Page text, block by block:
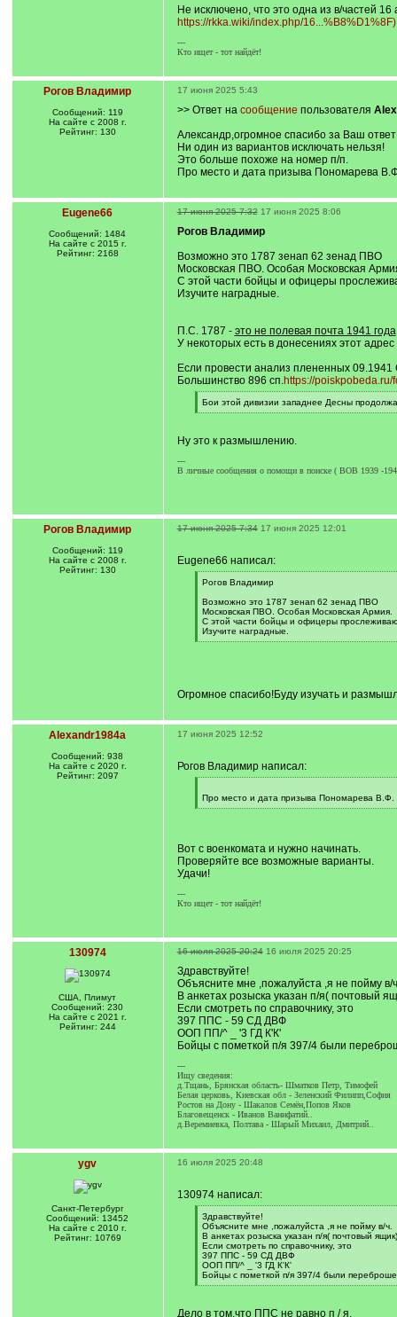
Не исключено, что это одна из в/частей
https://rkka.wiki/index.php/16...%B8%D1%8F)
---
Кто ищет - тот найдёт!
Рогов Владимир
Сообщений: 119
На сайте с 2008 г.
Рейтинг: 130
17 июня 2025 5:43
>> Ответ на сообщение пользователя
Александр,огромное спасибо за Ваш
Ни один из вариантов исключать нельзя!
Это больше похоже на номер п/п.
Про место и дата призыва Пономарева
Eugene66
Сообщений: 1484
На сайте с 2015 г.
Рейтинг: 2168
17 июня 2025 7:32 17 июня 2025 8:06
Рогов Владимир
Возможно это 1787 зенап 62 зенад ПВО
Московская ПВО. Особая Московская
С этой части бойцы и офицеры
Изучите наградные.
П.С. 1787 - это не полевая почта 1941 года
У некоторых есть в донесениях этот
Если провести анализ плененных
Большинство 896 сп.https://
[
q
Бои этой дивизии западнее Десны
[
]
Ну это к размышлению.
---
В личные сообщения о помощи в поиске ( ВОВ 1939 -1945
Рогов Владимир
Сообщений: 119
На сайте с 2008 г.
Рейтинг: 130
17 июня 2025 7:34 17 июня 2025 12:01
Eugene66 написал:
[
]
Рогов Владимир
Возможно это 1787 зенап 62 зенад ПВО
Московская ПВО. Особая Московская Армия.
С этой части бойцы и офицеры
Изучите наградные.
[
Огромное спасибо!Буду изучать и
Alexandr1984a
Сообщений: 938
На сайте с 2020 г.
Рейтинг: 2097
17 июня 2025 12:52
Рогов Владимир написал:
q
]
Про место и дата призыва Пономарева В.Ф.
[
Вот с военкомата и нужно начинать.
Проверяйте все возможные варианты.
Удачи!
---
Кто ищет - тот найдёт!
130974
США, Плимут
Сообщений: 230
На сайте с 2021 г.
Рейтинг: 244
16 июля 2025 20:24 16 июля 2025 20:25
Здравствуйте!
Объясните мне ,пожалуйста ,я не пойму в/
В анкетах розыска указан п/я( почтовый
Если смотреть по справочнику, это
397 ППС - 59 СД ДВФ
ООП ПП/^ _ '3 ГД К'К'
Бойцы с пометкой п/я 397/4 были
---
Ищу сведения:
д.Тщань, Брянская область- Шматков Петр, Тимофей
Белая церковь, Киевская обл - Зеленский Филипп,София
Ростов на Дону - Шакалов Семён,Попов Яков
Благовещенск - Иванов Ванифатий..
д.Веремиевка, Полтава - Шарый Михаил, Дмитрий..
ygv
Санкт-Петербург
Сообщений: 13452
На сайте с 2010 г.
Рейтинг: 10769
16 июля 2025 20:48
130974 написал:
[
q
]
Здравствуйте!
Объясните мне ,пожалуйста ,я не пойму в/ч.
В анкетах розыска указан п/я( почтовый
Если смотреть по справочнику, это
397 ППС - 59 СД ДВФ
ООП ПП/^ _ '3 ГД К'К'
Бойцы с пометкой п/я 397/4 были
[
]
Дело в том,что ППС не равно п / я.